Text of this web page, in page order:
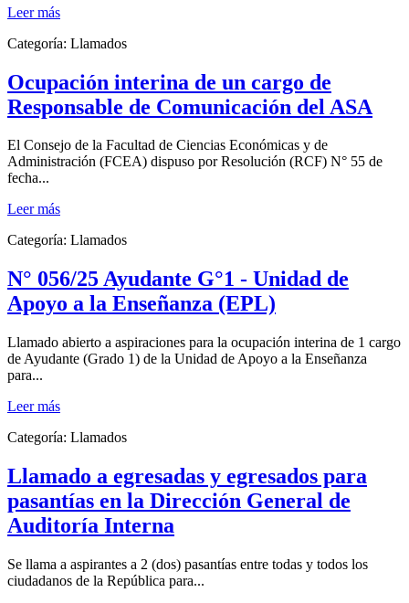
Leer más
Categoría: Llamados
Ocupación interina de un cargo de
Responsable de Comunicación del ASA
El Consejo de la Facultad de Ciencias Económicas y de
Administración (FCEA) dispuso por Resolución (RCF) N° 55 de
fecha...
Leer más
Categoría: Llamados
N° 056/25 Ayudante G°1 - Unidad de
Apoyo a la Enseñanza (EPL)
Llamado abierto a aspiraciones para la ocupación interina de 1 cargo
de Ayudante (Grado 1) de la Unidad de Apoyo a la Enseñanza
para...
Leer más
Categoría: Llamados
Llamado a egresadas y egresados para
pasantías en la Dirección General de
Auditoría Interna
Se llama a aspirantes a 2 (dos) pasantías entre todas y todos los
ciudadanos de la República para...